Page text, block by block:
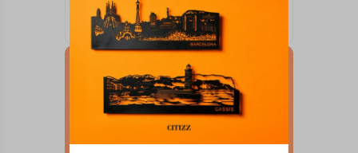
Arles
À partir de80,00€